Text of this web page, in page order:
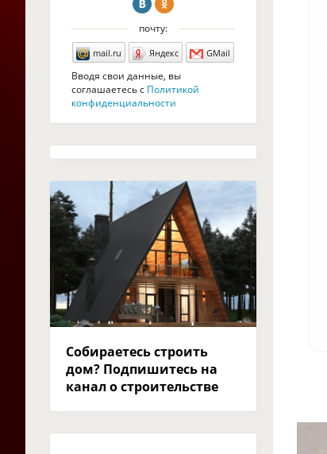
почту:
mail.ru Яндекс GMail
Вводя свои данные, вы
соглашаетесь с Политикой
конфиденциальности
Собираетесь строить
дом? Подпишитесь на
канал о строительстве